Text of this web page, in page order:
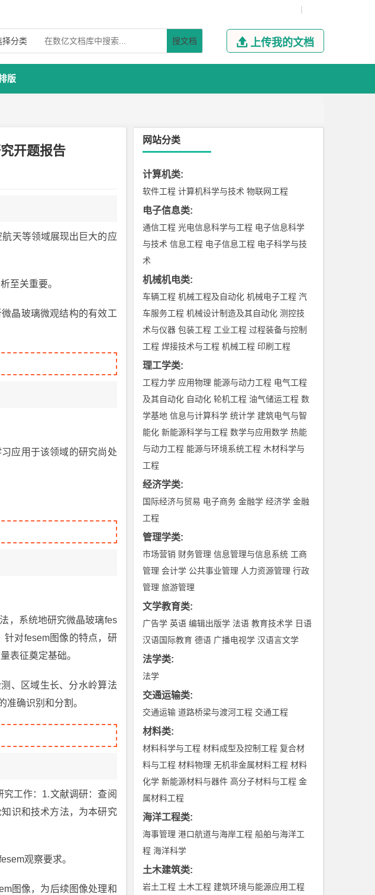
|
择分类 搜文档  上传我的文档
版
开题报告
天等领域展现出巨大的应
至关重要。
晶玻璃微观结构的有效工
应用于该领域的研究尚处
，系统地研究微晶玻璃fes
针对fesem图像的特点，研
表征奠定基础。
、区域生长、分水岭算法
确识别和分割。
工作：1.文献调研：查阅
识和技术方法，为本研究
观察要求。
图像，为后续图像处理和
网站分类
计算机类:
软件工程 计算机科学与技术 物联网工程
电子信息类:
通信工程 光电信息科学与工程 电子信息科学
与技术 信息工程 电子信息工程 电子科学与技
术
机械机电类:
车辆工程 机械工程及自动化 机械电子工程 汽
车服务工程 机械设计制造及其自动化 测控技
术与仪器 包装工程 工业工程 过程装备与控制
工程 焊接技术与工程 机械工程 印刷工程
理工学类:
工程力学 应用物理 能源与动力工程 电气工程
及其自动化 自动化 轮机工程 油气储运工程 数
学基地 信息与计算科学 统计学 建筑电气与智
能化 新能源科学与工程 数学与应用数学 热能
与动力工程 能源与环境系统工程 木材科学与
工程
经济学类:
国际经济与贸易 电子商务 金融学 经济学 金融
工程
管理学类:
市场营销 财务管理 信息管理与信息系统 工商
管理 会计学 公共事业管理 人力资源管理 行政
管理 旅游管理
文学教育类:
广告学 英语 编辑出版学 法语 教育技术学 日语
汉语国际教育 德语 广播电视学 汉语言文学
法学类:
法学
交通运输类:
交通运输 道路桥梁与渡河工程 交通工程
材料类:
材料科学与工程 材料成型及控制工程 复合材
料与工程 材料物理 无机非金属材料工程 材料
化学 新能源材料与器件 高分子材料与工程 金
属材料工程
海洋工程类:
海事管理 港口航道与海岸工程 船舶与海洋工
程 海洋科学
土木建筑类:
岩土工程 土木工程 建筑环境与能源应用工程